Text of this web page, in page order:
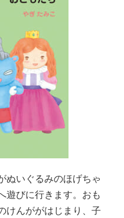
ぬいぐるみのほげちゃ
遊びに行きます。おも
けんががはじまり、子